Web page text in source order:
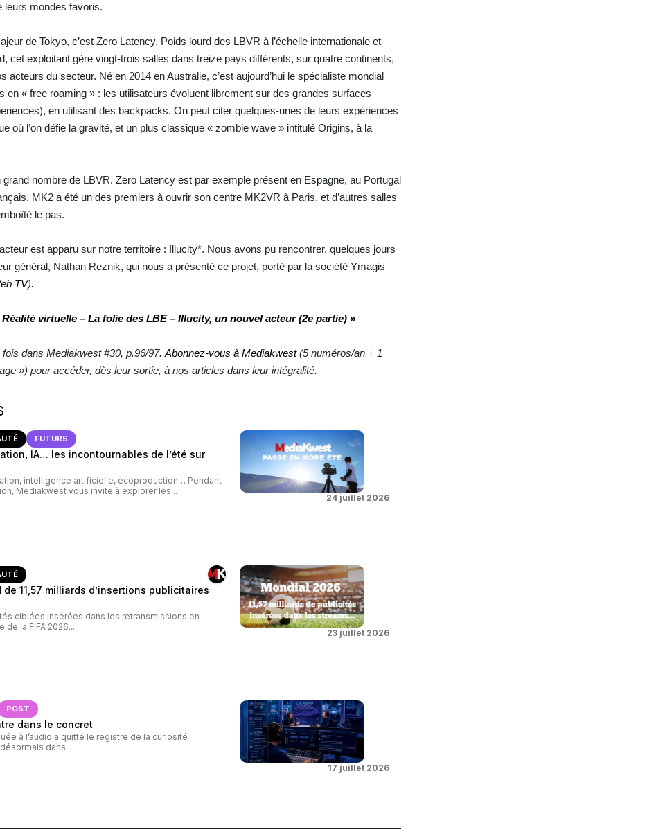
mondes favoris.
de Tokyo, c’est Zero Latency. Poids lourd des LBVR à l’échelle internationale et
cet exploitant gère vingt-trois salles dans treize pays différents, sur quatre continents,
acteurs du secteur. Né en 2014 en Australie, c’est aujourd’hui le spécialiste mondial
en « free roaming » : les utilisateurs évoluent librement sur des grandes surfaces
en utilisant des backpacks. On peut citer quelques-unes de leurs expériences
où l’on défie la gravité, et un plus classique « zombie wave » intitulé Origins, à la
nombre de LBVR. Zero Latency est par exemple présent en Espagne, au Portugal
MK2 a été un des premiers à ouvrir son centre MK2VR à Paris, et d’autres salles
le pas.
est apparu sur notre territoire : Illucity*. Nous avons pu rencontrer, quelques jours
général, Nathan Reznik, qui nous a présenté ce projet, porté par la société Ymagis
TV).
Réalité virtuelle – La folie des LBE – Illucity, un nouvel acteur (2e partie) »
dans Mediakwest #30, p.96/97.Abonnez-vous à Mediakwest(5 numéros/an + 1
») pour accéder, dès leur sortie, à nos articles dans leur intégralité.
FUTURS
IA… les incontournables de l’été sur
intelligence artificielle, écoproduction… Pendant
Mediakwest vous invite à explorer les...
24 juillet 2026
11,57 milliards d’insertions publicitaires
ciblées insérées dans les retransmissions en
de la FIFA 2026...
23 juillet 2026
POST
dans le concret
à l’audio a quitté le registre de la curiosité
dans...
17 juillet 2026